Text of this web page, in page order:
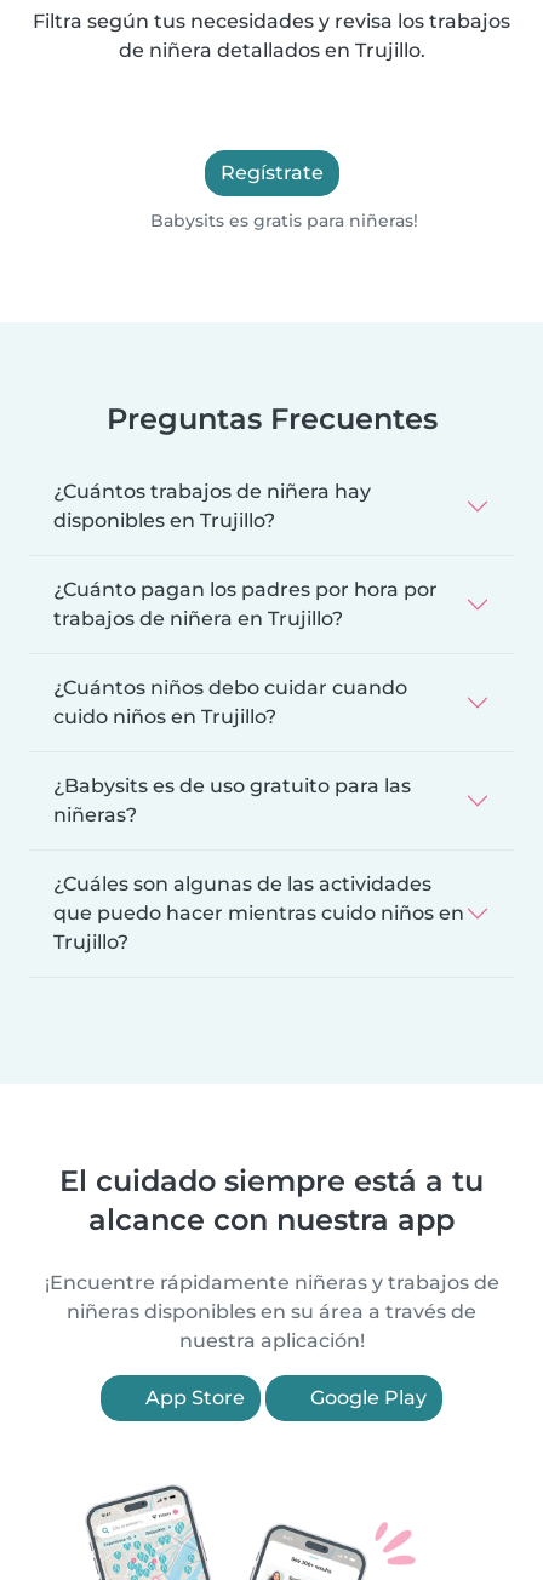
Filtra según tus necesidades y revisa los trabajos
de niñera detallados en Trujillo.
Regístrate
Babysits es gratis para niñeras!
Preguntas Frecuentes
¿Cuántos trabajos de niñera hay
disponibles en Trujillo?
¿Cuánto pagan los padres por hora por
trabajos de niñera en Trujillo?
¿Cuántos niños debo cuidar cuando
cuido niños en Trujillo?
¿Babysits es de uso gratuito para las
niñeras?
¿Cuáles son algunas de las actividades
que puedo hacer mientras cuido niños en
Trujillo?
El cuidado siempre está a tu
alcance con nuestra app
¡Encuentre rápidamente niñeras y trabajos de
niñeras disponibles en su área a través de
nuestra aplicación!
App Store Google Play